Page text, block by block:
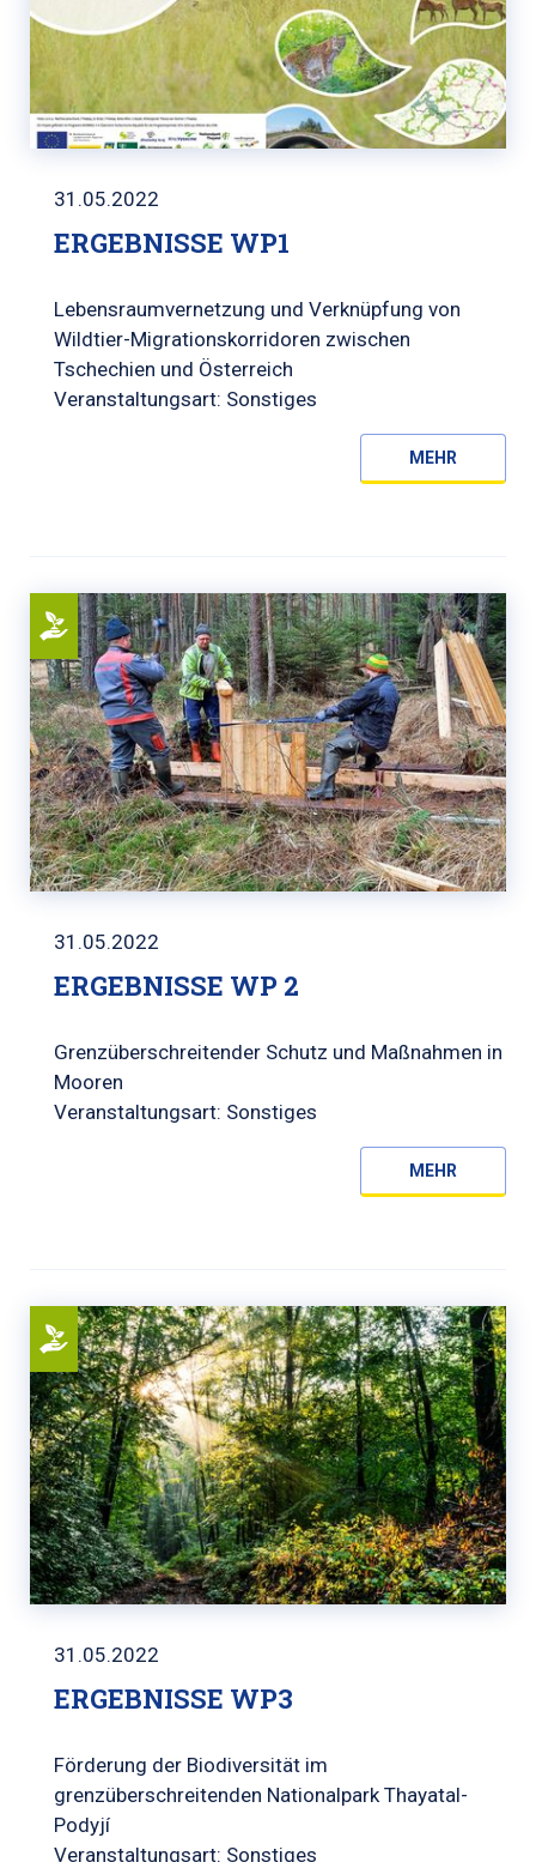
31.05.2022
ERGEBNISSE WP1
Lebensraumvernetzung und Verknüpfung von
Wildtier-Migrationskorridoren zwischen
Tschechien und Österreich
Veranstaltungsart: Sonstiges
MEHR
31.05.2022
ERGEBNISSE WP 2
Grenzüberschreitender Schutz und Maßnahmen in
Mooren
Veranstaltungsart: Sonstiges
MEHR
31.05.2022
ERGEBNISSE WP3
Förderung der Biodiversität im
grenzüberschreitenden Nationalpark Thayatal-
Podyjí
Veranstaltungsart: Sonstiges